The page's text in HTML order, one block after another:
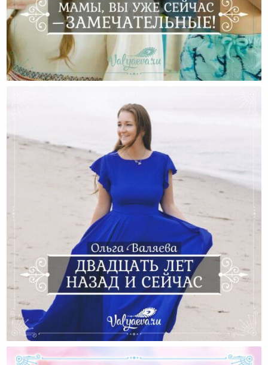
Мамы, Вы Уже Сейчас – Замечательные!
Двадцать Лет Назад И Сейчас